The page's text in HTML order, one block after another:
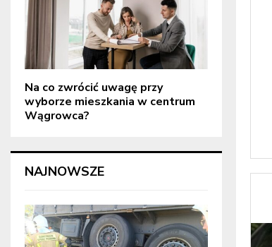
Na co zwrócić uwagę przy
wyborze mieszkania w centrum
Wągrowca?
NAJNOWSZE